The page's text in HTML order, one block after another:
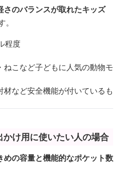
のバランスが取れたキッズ
。
程度
こなど子どもに人気の動物モ
など安全機能が付いているも
け用に使いたい人の場合
めの容量と機能的なポケット数